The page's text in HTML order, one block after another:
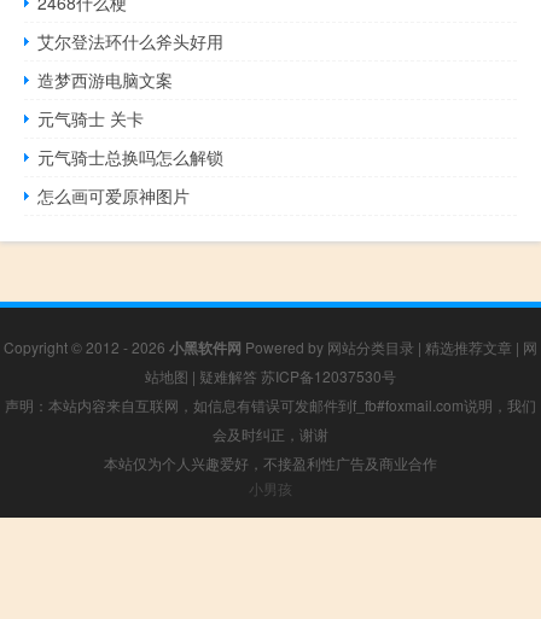
艾尔登法环什么斧头好用
造梦西游电脑文案
元气骑士 关卡
元气骑士总换吗怎么解锁
怎么画可爱原神图片
Copyright © 2012 - 2026 小黑软件网 Powered by 网站分类目录 | 精选推荐文章 | 网
站地图 | 疑难解答 苏ICP备12037530号
声明：本站内容来自互联网，如信息有错误可发邮件到f_fb#foxmail.com说明，我们
会及时纠正，谢谢
本站仅为个人兴趣爱好，不接盈利性广告及商业合作
小男孩